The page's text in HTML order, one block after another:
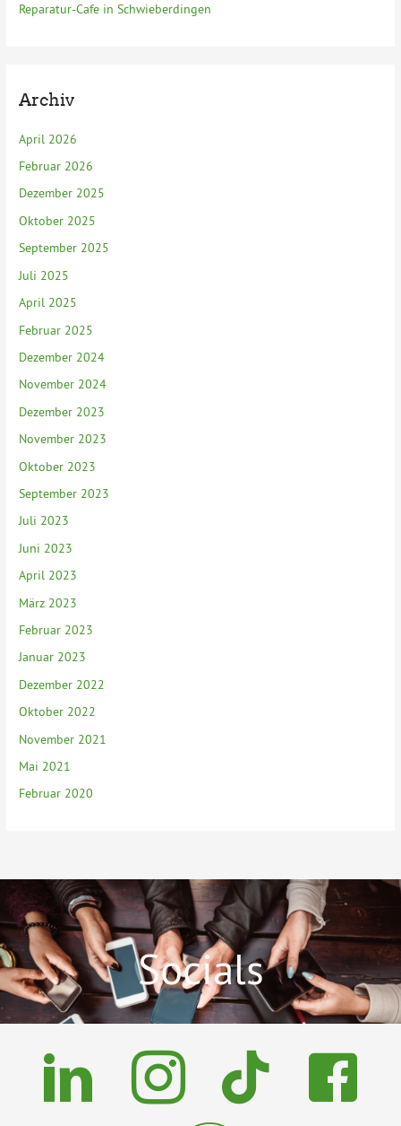
Reparatur-Cafe in Schwieberdingen
Archiv
April 2026
Februar 2026
Dezember 2025
Oktober 2025
September 2025
Juli 2025
April 2025
Februar 2025
Dezember 2024
November 2024
Dezember 2023
November 2023
Oktober 2023
September 2023
Juli 2023
Juni 2023
April 2023
März 2023
Februar 2023
Januar 2023
Dezember 2022
Oktober 2022
November 2021
Mai 2021
Februar 2020
Socials